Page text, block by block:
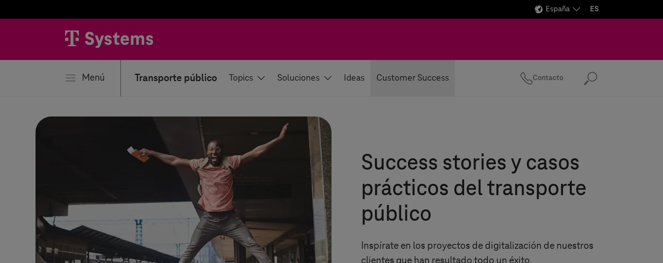
España ES
Menú Transporte público Topics Soluciones Ideas Customer Success Contacto Buscar
Success stories y casos
prácticos del transporte
público
Inspírate en los proyectos de digitalización de nuestros
clientes que han resultado todo un éxito